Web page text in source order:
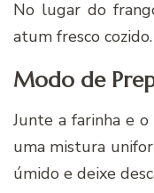
No lugar do
atum fresco cozido.
Modo de
Junte a farinha e
uma mistura
úmido e deixe